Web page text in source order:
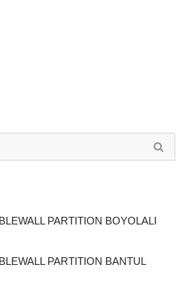
PARTITION BOYOLALI
PARTITION BANTUL